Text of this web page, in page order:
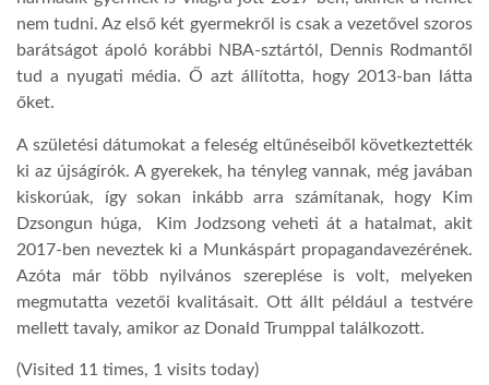
DOBRAVERO.HU
LATIMO.HU
GLOBOBOOK
nem tudni. Az első két gyermekről is csak a vezetővel szoros
barátságot ápoló korábbi NBA-sztártól, Dennis Rodmantől
tud a nyugati média. Ő azt állította, hogy 2013-ban látta
őket.
A születési dátumokat a feleség eltűnéseiből következtették
ki az újságírók. A gyerekek, ha tényleg vannak, még javában
kiskorúak, így sokan inkább arra számítanak, hogy Kim
Dzsongun húga, Kim Jodzsong veheti át a hatalmat, akit
2017-ben neveztek ki a Munkáspárt propagandavezérének.
Azóta már több nyilvános szereplése is volt, melyeken
megmutatta vezetői kvalitásait. Ott állt például a testvére
mellett tavaly, amikor az Donald Trumppal találkozott.
(Visited 11 times, 1 visits today)